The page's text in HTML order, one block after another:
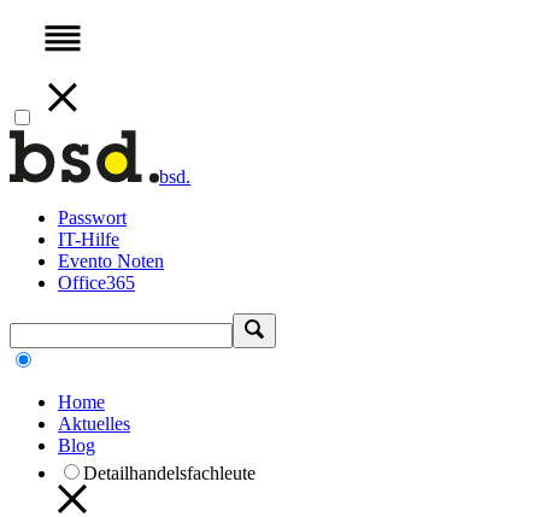
bsd.
Passwort
IT-Hilfe
Evento Noten
Office365
Home
Aktuelles
Blog
Detailhandelsfachleute